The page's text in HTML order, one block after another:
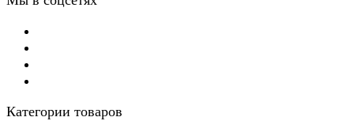
Категории товаров